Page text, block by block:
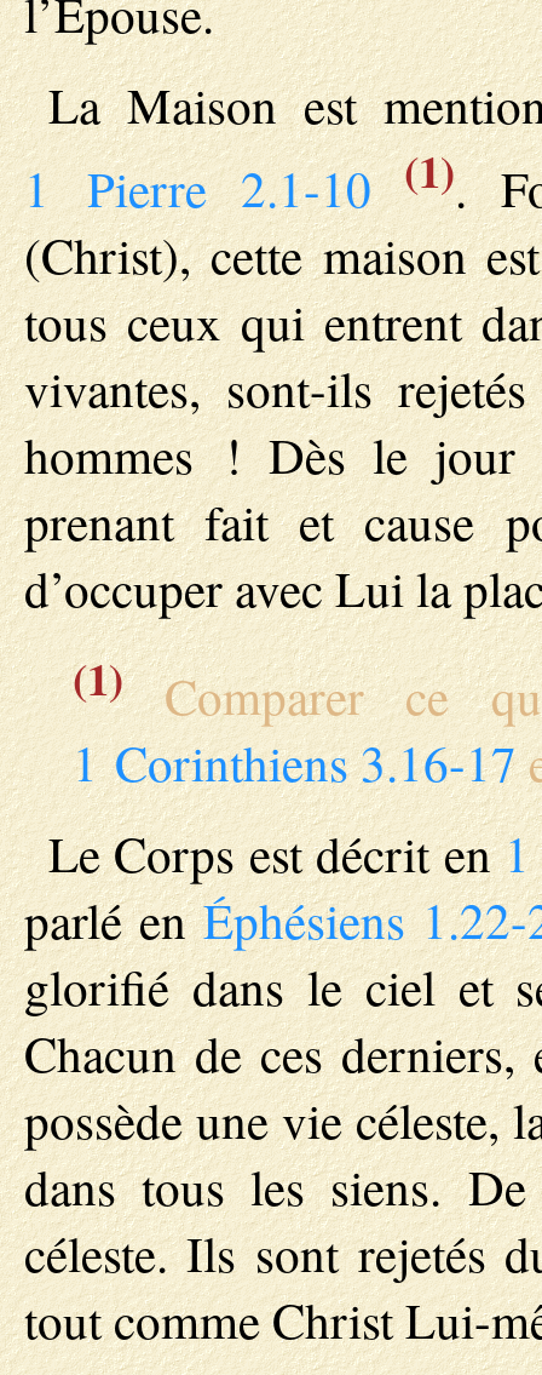
l’Epouse.
La Maison est
1 Pierre 2.1-10 (1).
(Christ), cette maison
tous ceux qui entrent
vivantes, sont-ils
hommes ! Dès le jour
prenant fait et cause
d’occuper avec Lui la
(1)Comparer ce
1 Corinthiens 3.16-17
Le Corps est décrit en
parlé enÉphésiens
glorifié dans le ciel et
Chacun de ces
possède une vie céleste,
dans tous les siens.
céleste. Ils sont rejetés
tout comme Christ Lui-